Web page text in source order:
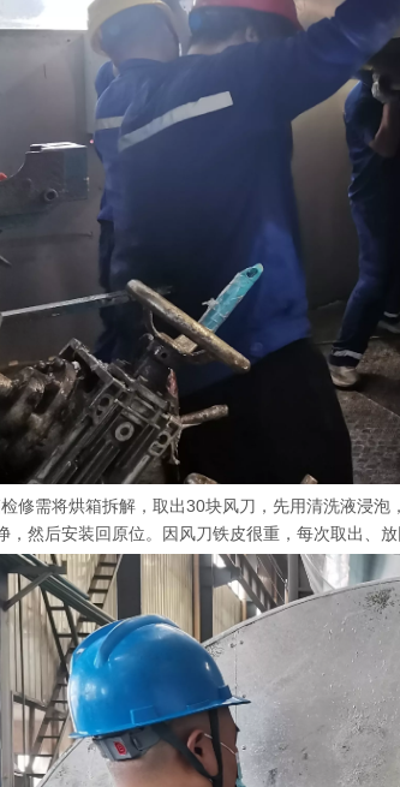
修需将烘箱拆解，取出30块风刀，先用清洗液浸泡
，然后安装回原位。因风刀铁皮很重，每次取出、